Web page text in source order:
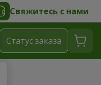
Свяжитесь с нами
Cтатус заказа